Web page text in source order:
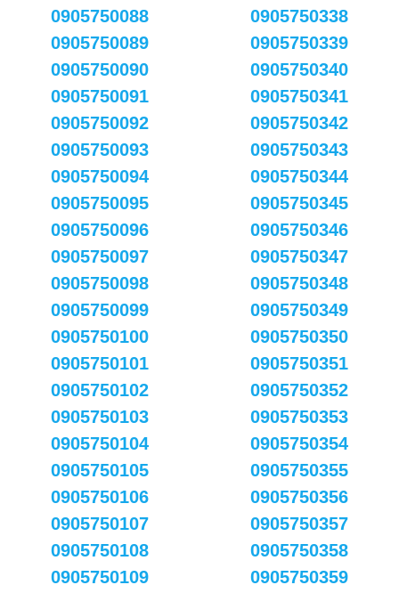
0905750088
0905750089
0905750090
0905750091
0905750092
0905750093
0905750094
0905750095
0905750096
0905750097
0905750098
0905750099
0905750100
0905750101
0905750102
0905750103
0905750104
0905750105
0905750106
0905750107
0905750108
0905750109
0905750338
0905750339
0905750340
0905750341
0905750342
0905750343
0905750344
0905750345
0905750346
0905750347
0905750348
0905750349
0905750350
0905750351
0905750352
0905750353
0905750354
0905750355
0905750356
0905750357
0905750358
0905750359